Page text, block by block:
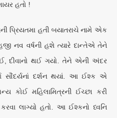
હતો !
પ્રિયતમા હતી બયાતરાચે નામે એક
નવ વર્ષની હશે ત્યારે દાન્તેએ તેને
થઈ ગયો. તેને એની અંદર
સૌંદર્યનાં દર્શન થયાં. આ ઈશ્ક એ
કોઈ મહિલામિત્રની ઈચ્છા કરી
કરવા લાગ્યો હતો. આ ઈશ્કનો ધ્વનિ